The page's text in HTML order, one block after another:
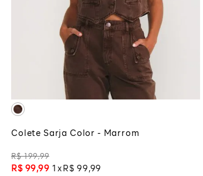
M
ADICIONAR À SACOLA
Colete Sarja Color - Marrom
R$ 199,99
R$ 99,99 1 R$ 99 ,99